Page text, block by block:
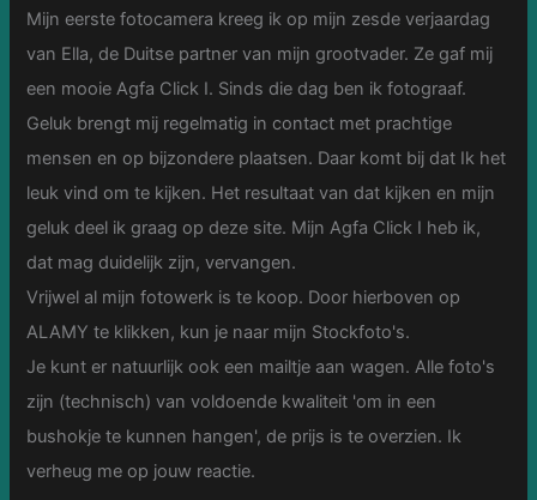
Mijn eerste fotocamera kreeg ik op mijn zesde verjaardag
van Ella, de Duitse partner van mijn grootvader. Ze gaf mij
een mooie Agfa Click I. Sinds die dag ben ik fotograaf.
Geluk brengt mij regelmatig in contact met prachtige
mensen en op bijzondere plaatsen. Daar komt bij dat Ik het
leuk vind om te kijken. Het resultaat van dat kijken en mijn
geluk deel ik graag op deze site. Mijn Agfa Click I heb ik,
dat mag duidelijk zijn, vervangen.
Vrijwel al mijn fotowerk is te koop. Door hierboven op
ALAMY te klikken, kun je naar mijn Stockfoto's.
Je kunt er natuurlijk ook een mailtje aan wagen. Alle foto's
zijn (technisch) van voldoende kwaliteit 'om in een
bushokje te kunnen hangen', de prijs is te overzien. Ik
verheug me op jouw reactie.